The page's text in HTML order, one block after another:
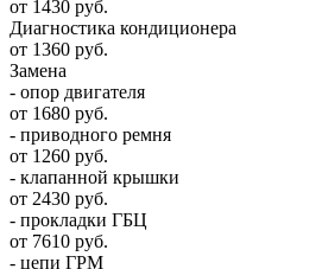
от 1430 руб.
Диагностика кондиционера
от 1360 руб.
Замена
- опор двигателя
от 1680 руб.
- приводного ремня
от 1260 руб.
- клапанной крышки
от 2430 руб.
- прокладки ГБЦ
от 7610 руб.
- цепи ГРМ